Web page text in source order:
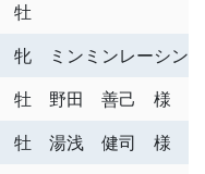
牡
牝
ミンミンレーシン
牡
野田 善己 様
牡
湯浅 健司 様